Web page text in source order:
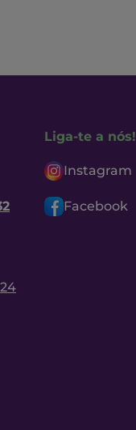
Liga-te a nós!
Instagram
Facebook